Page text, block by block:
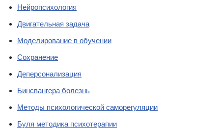
Нейропсихология
Двигательная задача
Моделирование в обучении
Сохранение
Деперсонализация
Бинсвангера болезнь
Методы психологической саморегуляции
Буля методика психотерапии